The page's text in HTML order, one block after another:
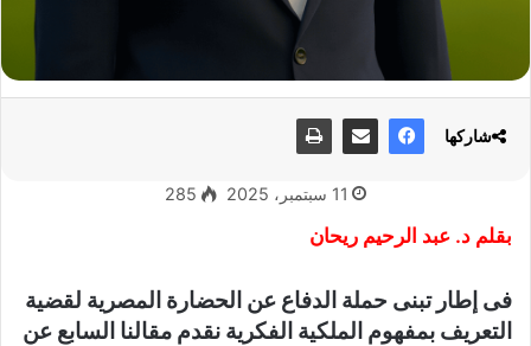
11 سبتمبر، 2025 285
بقلم د. عبد الرحيم ريحان
فى إطار تبنى حملة الدفاع عن الحضارة المصرية لقضية
التعريف بمفهوم الملكية الفكرية نقدم مقالنا السابع عن
شاركها